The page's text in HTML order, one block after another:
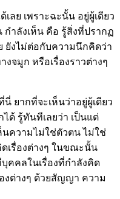
ลย เพราะฉะนั้น อยู่ผู้เดียว
กำลังเห็น คือ รู้สิ่งที่ปรากฏ
ยังไม่ต่อกับความนึกคิดว่า
งจมูก หรือเรื่องราวต่างๆ
ยากที่จะเห็นว่าอยู่ผู้เดียว
ได้ รู้ทันทีเลยว่า เป็นแต่
นความไม่ใช่ตัวตน ไม่ใช่
เรื่องต่างๆ ในขณะนั้น
คคลในเรื่องที่กำลังคิด
งต่างๆ ด้วยสัญญา ความ